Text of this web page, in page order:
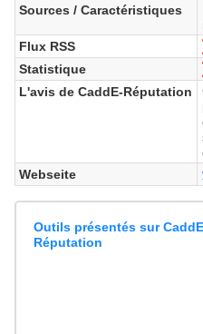
Sources / Caractéristiques
Flux RSS
Statistique
L'avis de CaddE-Réputation
Webseite
Outils présentés sur
Réputation